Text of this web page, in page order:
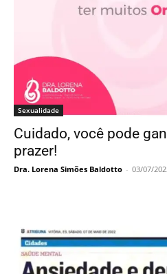
Sexualidade
Cuidado, você pode
prazer!
Dra. Lorena Simões Baldotto - 03/07/